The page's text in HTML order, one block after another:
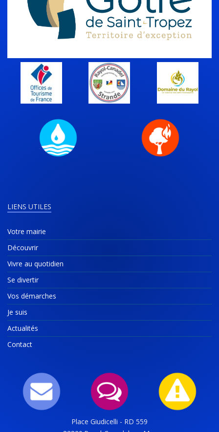
LIENS UTILES
Votre mairie
Découvrir
Vivre au quotidien
Se divertir
Vos démarches
Je suis
Actualités
Contact
Place Giudicelli - RD 559